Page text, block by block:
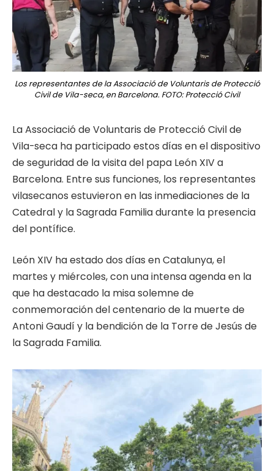
Los representantes de la Associació de Voluntaris de Protecció
Civil de Vila-seca, en Barcelona. FOTO: Protecció Civil
La Associació de Voluntaris de Protecció Civil de
Vila-seca ha participado estos días en el dispositivo
de seguridad de la visita del papa León XIV a
Barcelona. Entre sus funciones, los representantes
vilasecanos estuvieron en las inmediaciones de la
Catedral y la Sagrada Familia durante la presencia
del pontífice.
León XIV ha estado dos días en Catalunya, el
martes y miércoles, con una intensa agenda en la
que ha destacado la misa solemne de
conmemoración del centenario de la muerte de
Antoni Gaudí y la bendición de la Torre de Jesús de
la Sagrada Familia.